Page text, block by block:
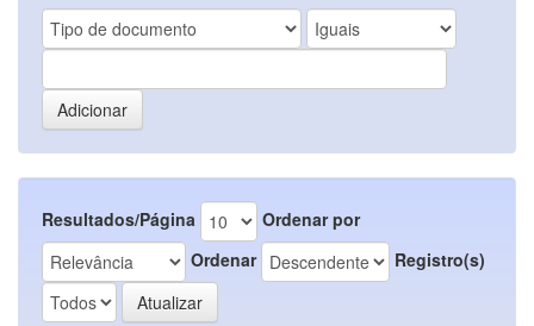
Resultados/Página
Ordenar por
Ordenar
Registro(s)